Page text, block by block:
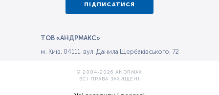
ПІДПИСАТИСЯ
ТОВ «АНДРМАКС»
м. Київ, 04111, вул. Данила Щербаківського, 72
© 2004-2026 ANDRMAX
ВСІ ПРАВА ЗАХИЩЕНІ